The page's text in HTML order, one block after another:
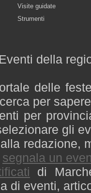
Visite guidate
Strumenti
della
delle
per
per
gli
redazione,
segnala un
di
di eventi,